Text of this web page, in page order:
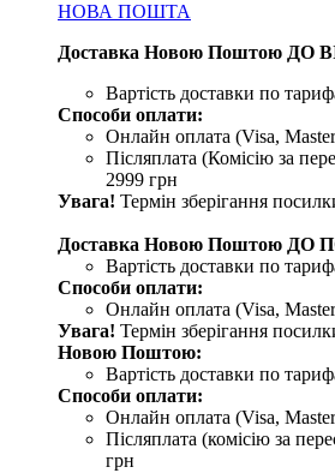
НОВА ПОШТА
Доставка Новою Поштою ДО
Вартість доставки по
Способи оплати:
Онлайн оплата (Visa,
Післяплата (Комісію за
2999 грн
Увага! Термін зберігання
Доставка Новою Поштою
Вартість доставки по
Способи оплати:
Онлайн оплата (Visa,
Увага! Термін зберігання
Новою Поштою:
Вартість доставки по
Способи оплати:
Онлайн оплата (Visa,
Післяплата (комісію за
грн